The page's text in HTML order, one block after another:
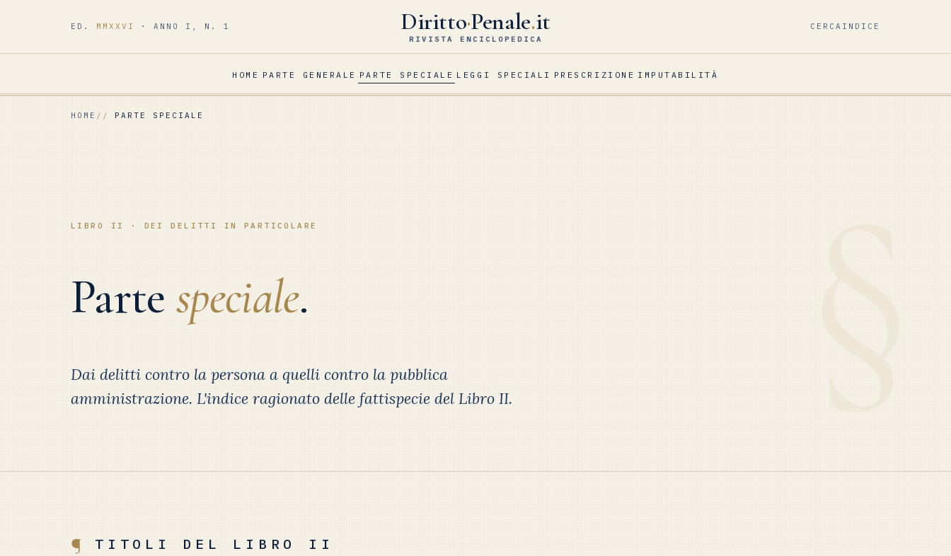
ED. MMXXVI · ANNO I, N. 1 Diritto·Penale.it
RIVISTA ENCICLOPEDICA
CERCA INDICE
HOME PARTE GENERALE PARTE SPECIALE LEGGI SPECIALI PRESCRIZIONE IMPUTABILITÀ
HOME PARTE SPECIALE
LIBRO II · DEI DELITTI IN PARTICOLARE
Parte speciale.
Dai delitti contro la persona a quelli contro la pubblica
amministrazione. L'indice ragionato delle fattispecie del Libro II.
¶ TITOLI DEL LIBRO II